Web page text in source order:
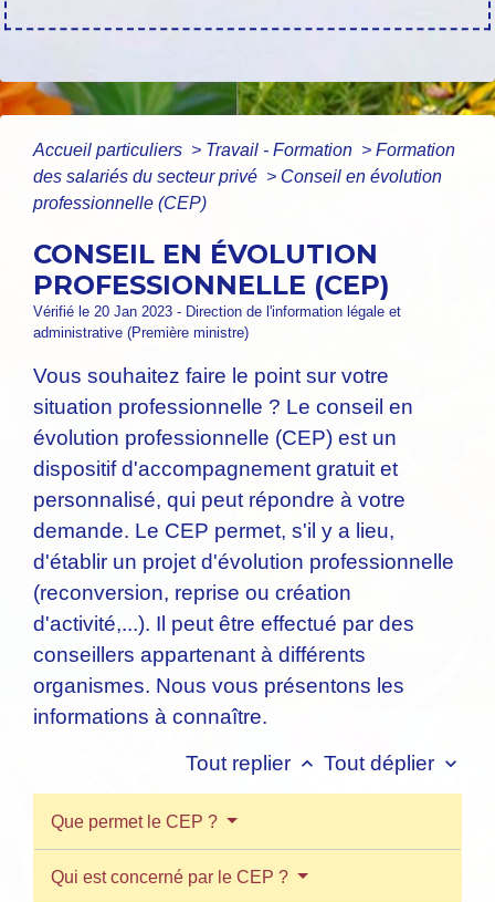
Accueil particuliers > Travail - Formation > Formation
des salariés du secteur privé > Conseil en évolution
professionnelle (CEP)
CONSEIL EN ÉVOLUTION
PROFESSIONNELLE (CEP)
Vérifié le 20 Jan 2023 - Direction de l'information légale et
administrative (Première ministre)
Vous souhaitez faire le point sur votre
situation professionnelle ? Le conseil en
évolution professionnelle (CEP) est un
dispositif d'accompagnement gratuit et
personnalisé, qui peut répondre à votre
demande. Le CEP permet, s'il y a lieu,
d'établir un projet d'évolution professionnelle
(reconversion, reprise ou création
d'activité,...). Il peut être effectué par des
conseillers appartenant à différents
organismes. Nous vous présentons les
informations à connaître.
Tout replier keyboard_arrow_up Tout déplier keyboard_arrow_down
Que permet le CEP ?
Qui est concerné par le CEP ?